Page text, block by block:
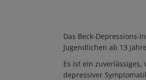
Das Beck-
Jugendlichen ab 13
Es ist ein
depressiver